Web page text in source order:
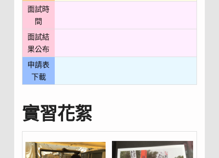
面試時
間
面試結
果公布
申請表
下載
實習花絮